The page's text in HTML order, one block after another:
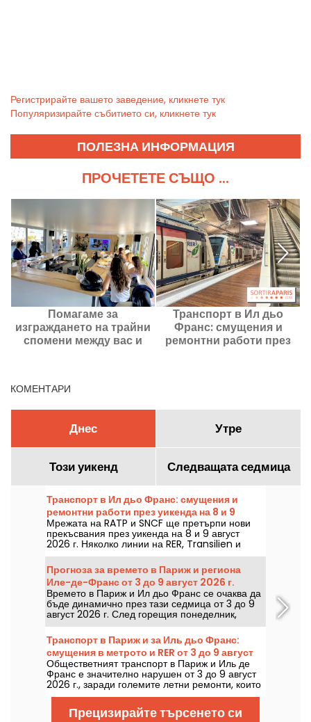
Регистрирайте вашето заведение, кликнете тук
Популяризирайте събитието си, кликнете тук
ПОЛЕЗНА ИНФОРМАЦИЯ
ПРОЧЕТЕТЕ СЪЩО ...
Помагаме за
изграждането на трайни
спомени между вас и
Транспорт в Ил дьо
Франс: смущения и
ремонтни работи през
КОМЕНТАРИ
Днес Утре
Този уикенд Следващата седмица
Транспорт в Ил дьо Франс: смущения и
ремонтни работи през уикенда на 8 и 9
август 2026 г.
Мрежата на RATP и SNCF ще претърпи нови
прекъсвания през уикенда на 8 и 9 август
2026 г. Няколко линии на RER, Transilien и
метрото са засегнати от ремонти и
прекъсвания, ще ви дадем всичко, за да ви
помогнем да планирате пътуванията си.
Прогноза за времето в Париж и региона
Иле-де-Франс от 3 до 9 август 2026 г.
Времето в Париж и Ил дьо Франс се очаква да
бъде динамично през тази седмица от 3 до 9
август 2026 г. След горещия понеделник,
белязан от риск от гръмотевични бури,
температурите ще спадат постепенно, преди
отново да се върне по-горещо и слънчево
време през уикенда.
Транспорт в Париж и за Иль дьо Франс:
смущения в метрото и RER от 3 до 9 август
2026 г.
Обществетният транспорт в Париж и Иль де
Франс е значително нарушен от 3 до 9 август
2026 г., заради големите летни ремонти, които
силно засягат някои линии, според РАТП и
SNCF.Прецизирайте търсенето си